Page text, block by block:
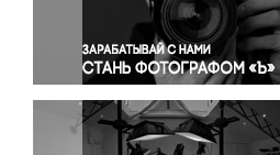
Правосудие
Происшествия и конфликты
Религия
Светская жизнь
Спорт